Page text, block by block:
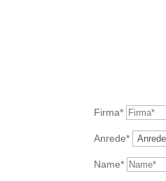
Firma*
Anrede*
Name*